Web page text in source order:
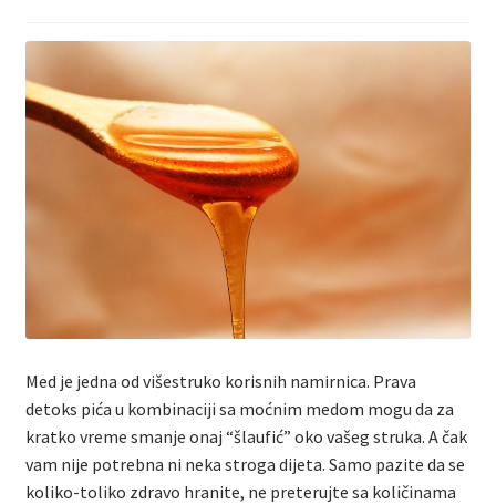
Med je jedna od višestruko korisnih namirnica. Prava
detoks pića u kombinaciji sa moćnim medom mogu da za
kratko vreme smanje onaj “šlaufić” oko vašeg struka. A čak
vam nije potrebna ni neka stroga dijeta. Samo pazite da se
koliko-toliko zdravo hranite, ne preterujte sa količinama